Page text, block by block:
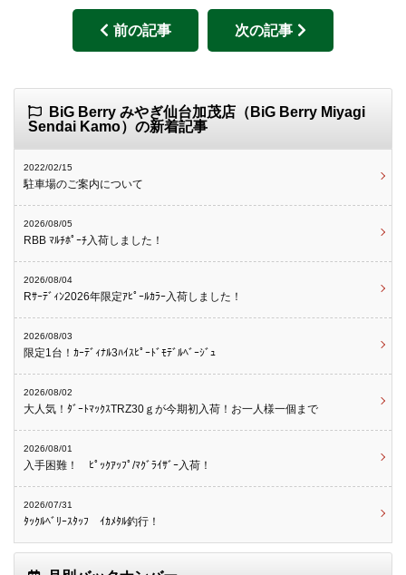
前の記事 次の記事
BiG Berry みやぎ仙台加茂店（BiG Berry Miyagi
Sendai Kamo）の新着記事
2022/02/15
駐車場のご案内について
2026/08/05
RBB ﾏﾙﾁﾎﾟｰﾁ入荷しました！
2026/08/04
Rｻｰﾃﾞｨﾝ2026年限定ｱﾋﾟｰﾙｶﾗｰ入荷しました！
2026/08/03
限定1台！ｶｰﾃﾞｨﾅﾙ3ﾊｲｽﾋﾟｰﾄﾞﾓﾃﾞﾙﾍﾞｰｼﾞｭ
2026/08/02
大人気！ﾀﾞｰﾄﾏｯｸｽTRZ30ｇが今期初入荷！お一人様一個まで
2026/08/01
入手困難！ ﾋﾟｯｸｱｯﾌﾟ/ﾏｸﾞﾗｲｻﾞｰ入荷！
2026/07/31
ﾀｯｸﾙﾍﾞﾘｰｽﾀｯﾌ ｲｶﾒﾀﾙ釣行！